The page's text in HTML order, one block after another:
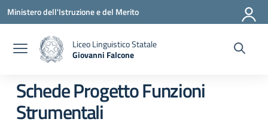
Vai ai contenuti
Vai al menu di navigazione
Vai al footer
Ministero dell'Istruzione e del Merito
Liceo Linguistico Statale
Giovanni Falcone
Schede Progetto Funzioni
Strumentali